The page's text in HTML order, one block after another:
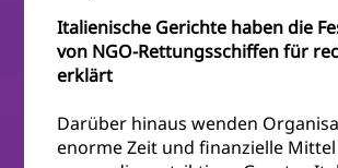
Italienische Gerichte haben die
von NGO-Rettungsschiffen für
erklärt
Darüber hinaus wenden
enorme Zeit und finanzielle